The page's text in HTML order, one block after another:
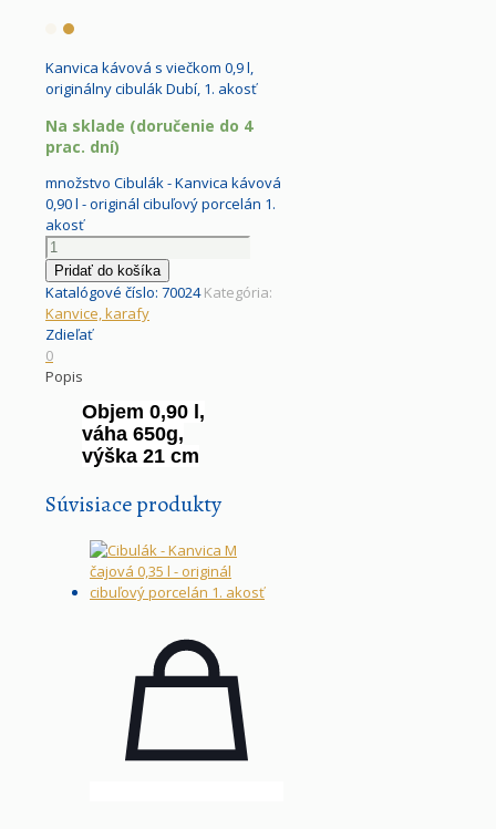
Kanvica kávová s viečkom 0,9 l,
originálny cibulák Dubí, 1. akosť
Na sklade (doručenie do 4
prac. dní)
množstvo Cibulák - Kanvica kávová
0,90 l - originál cibuľový porcelán 1.
akosť
Pridať do košíka
Katalógové číslo: 70024 Kategória:
Kanvice, karafy
Zdieľať
0
Popis
Objem 0,90 l,
váha 650g,
výška 21 cm
Súvisiace produkty